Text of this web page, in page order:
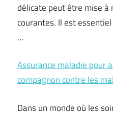
délicate peut être mise à
courantes. Il est
…
Assurance maladie pour
compagnon contre les
Dans un monde où les